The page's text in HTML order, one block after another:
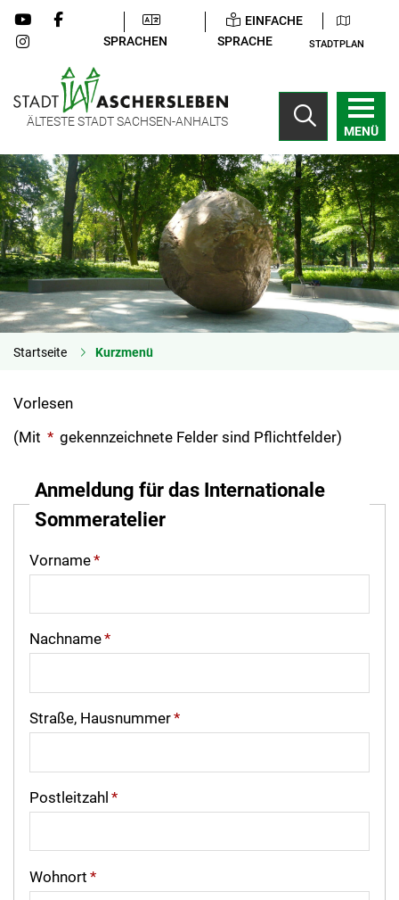
SPRACHEN
EINFACHE
SPRACHE
STADTPLAN
ÄLTESTE STADT SACHSEN-ANHALTS
MENÜ
Startseite Kurzmenü
Vorlesen
(Mit * gekennzeichnete Felder sind Pflichtfelder)
Anmeldung für das Internationale
Sommeratelier
Vorname*
Nachname*
Straße, Hausnummer*
Postleitzahl *
Wohnort *